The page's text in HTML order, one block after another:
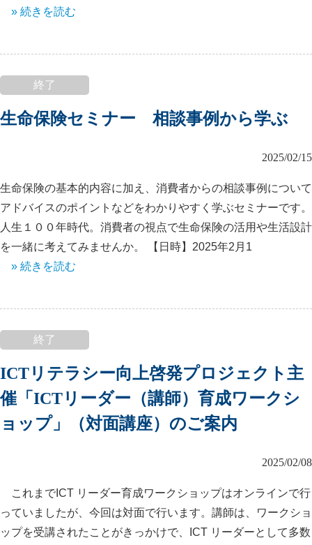
» 続きを読む
終了
生命保険セミナー 相談事例から学ぶ
2025/02/15
生命保険の基本的内容に加え、消費者からの相談事例について
アドバイスのポイントなどをわかりやすく学ぶセミナーです。
人生１００年時代。消費者の視点で生命保険の活用や生活設計
を一緒に考えてみませんか。 【日時】2025年2月1
» 続きを読む
終了
ICTリテラシー向上啓発プロジェクト主
催「ICTリーダー（講師）育成ワークシ
ョップ」（対面講座）のご案内
2025/02/08
これまでICT リーダー育成ワークショップはオンラインで行
っていましたが、今回は対面で行います。講師は、ワークショ
ップを受講されたことがきっかけで、ICT リーダーとして多数